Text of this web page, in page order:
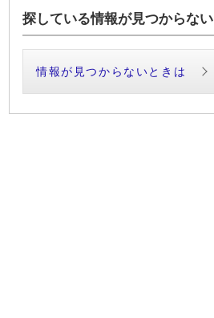
探している情報が見つからない
情報が見つからないときは